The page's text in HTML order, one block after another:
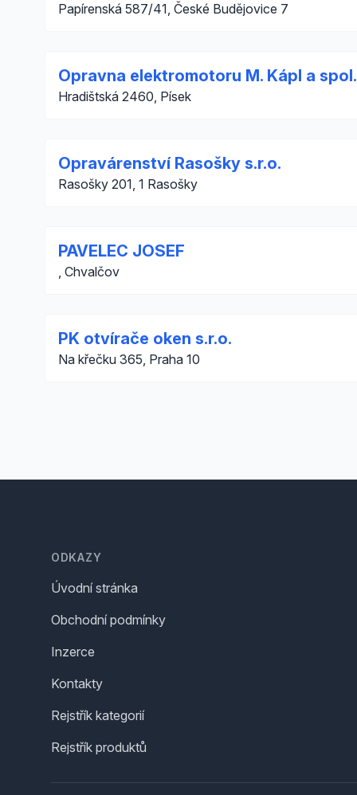
Papírenská 587/41, České Budějovice 7
Opravna elektromotoru M. Kápl a spol.
Hradištská 2460, Písek
Opravárenství Rasošky s.r.o.
Rasošky 201, 1 Rasošky
PAVELEC JOSEF
, Chvalčov
PK otvírače oken s.r.o.
Na křečku 365, Praha 10
ODKAZY
Úvodní stránka
Obchodní podmínky
Inzerce
Kontakty
Rejstřík kategorií
Rejstřík produktů